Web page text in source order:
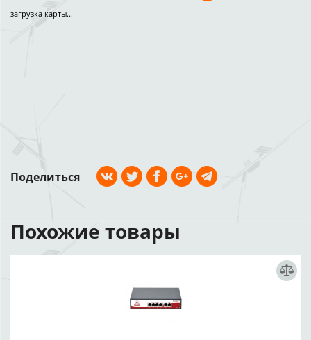
загрузка карты...
Поделиться
Похожие товары